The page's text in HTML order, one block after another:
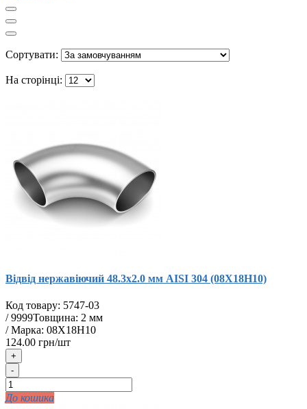
Сортувати:
На сторінці:
Відвід нержавіючий 48.3х2.0 мм AISI 304 (08Х18Н10)
Код товару: 5747-03
/9999Товщина: 2 мм
/ Марка: 08Х18Н10
124.00 грн/шт
+
-
До кошика